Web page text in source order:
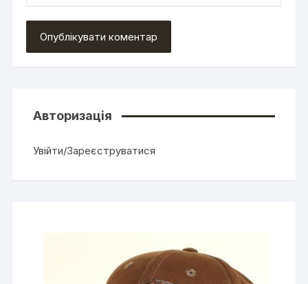
Авторизація
Увійти/Зареєструватися